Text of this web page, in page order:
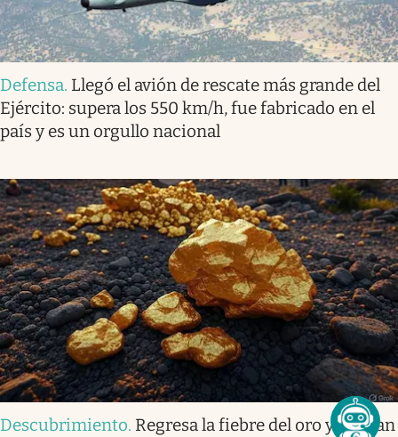
Defensa. Llegó el avión de rescate más grande del
Ejército: supera los 550 km/h, fue fabricado en el
país y es un orgullo nacional
Descubrimiento. Regresa la fiebre del oro y sueñan